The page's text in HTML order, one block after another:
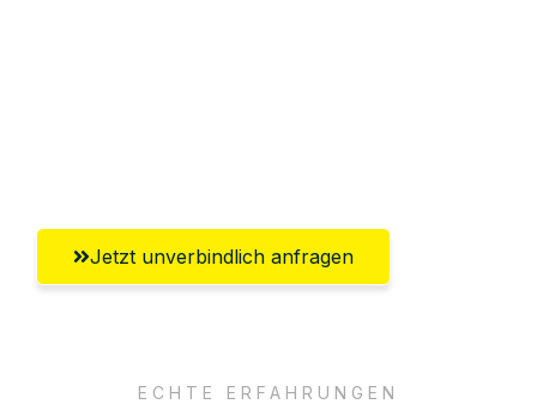
Jetzt unverbindlich anfragen
ECHTE ERFAHRUNGEN